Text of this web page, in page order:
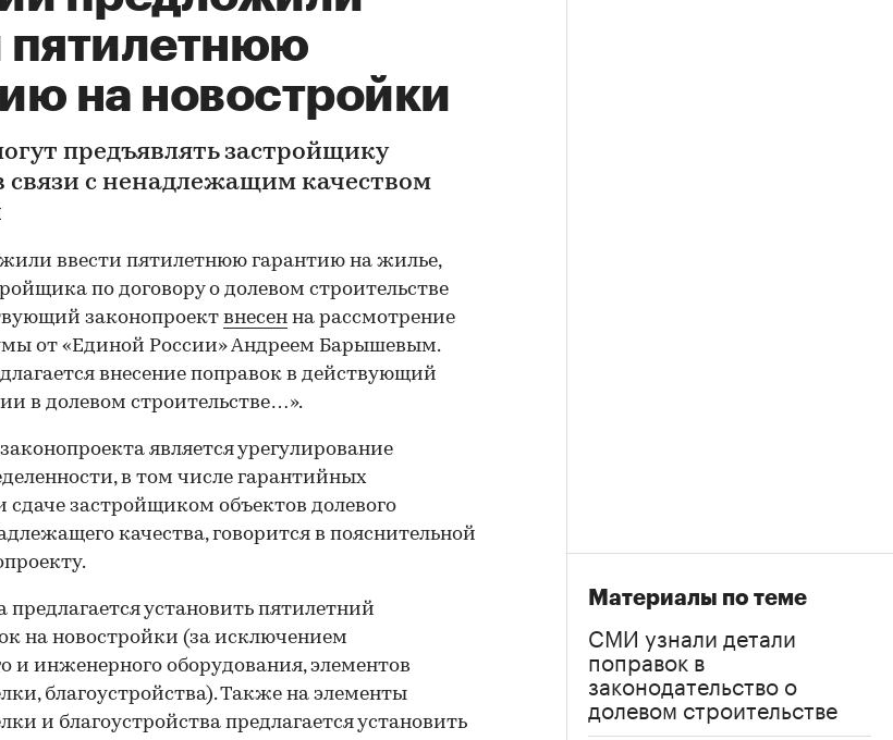
пятилетнюю
на новостройки
предъявлять застройщику
связи с ненадлежащим качеством
ввести пятилетнюю гарантию на жилье,
по договору о долевом строительстве
законопроект внесен на рассмотрение
от «Единой России» Андреем Барышевым.
внесение поправок в действующий
в долевом строительстве…».
является урегулирование
в том числе гарантийных
сдаче застройщиком объектов долевого
качества, говорится в пояснительной
предлагается установить пятилетний
на новостройки (за исключением
и инженерного оборудования, элементов
благоустройства). Также на элементы
и благоустройства предлагается установить
Материалы по теме
СМИ узнали детали
поправок в
законодательство о
долевом строительстве